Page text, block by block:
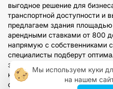
выгодное решение для
транспортной доступности и
предлагаем здания
арендными ставками от 800
напрямую с собственниками
специалисты подберут
задачи, организуют просмотр
юридическое сопровождение
сайте, чтобы получить
Мы используем куки
на нашем